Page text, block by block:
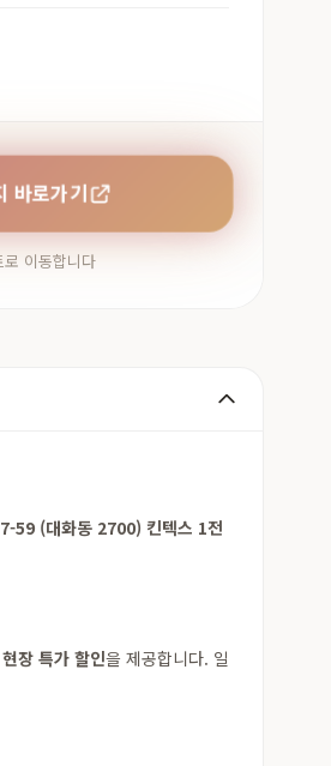
바로가기
이동합니다
59 (대화동 2700) 킨텍스 1전
현장 특가 할인을 제공합니다. 일